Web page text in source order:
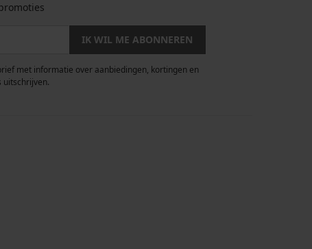
IK WIL ME ABONNEREN
met informatie over aanbiedingen, kortingen en
uitschrijven.